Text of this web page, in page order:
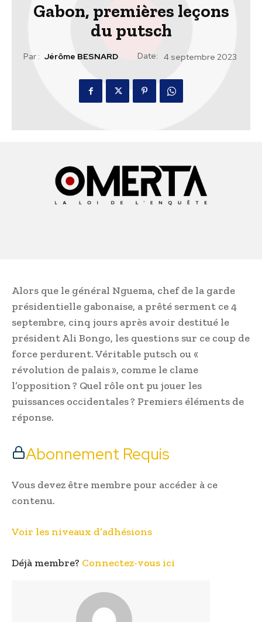
Gabon, premières leçons
du putsch
Par : Jérôme BESNARD Date: 4 septembre 2023
Alors que le général Nguema, chef de la garde
présidentielle gabonaise, a prêté serment ce 4
septembre, cinq jours après avoir destitué le
président Ali Bongo, les questions sur ce coup de
force perdurent. Véritable putsch ou «
révolution de palais », comme le clame
l’opposition ? Quel rôle ont pu jouer les
puissances occidentales ? Premiers éléments de
réponse.
Abonnement Requis
Vous devez être membre pour accéder à ce
contenu.
Voir les niveaux d’adhésions
Déjà membre? Connectez-vous ici